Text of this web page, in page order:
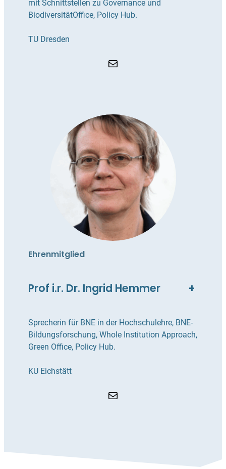
mit Schnittstellen zu Governance und
BiodiversitätOffice, Policy Hub.
TU Dresden
E-Mail
Ehrenmitglied
Prof i.r. Dr. Ingrid Hemmer +
Sprecherin für BNE in der Hochschulehre, BNE-
Bildungsforschung, Whole Institution Approach,
Green Office, Policy Hub.
KU Eichstätt
E-Mail